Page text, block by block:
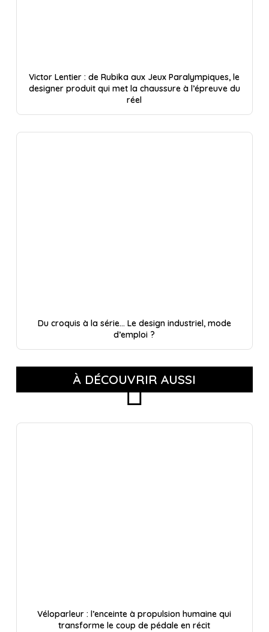
Victor Lentier : de Rubika aux Jeux Paralympiques, le
designer produit qui met la chaussure à l’épreuve du
réel
Du croquis à la série… Le design industriel, mode
d’emploi ?
À DÉCOUVRIR AUSSI
Véloparleur : l’enceinte à propulsion humaine qui
transforme le coup de pédale en récit